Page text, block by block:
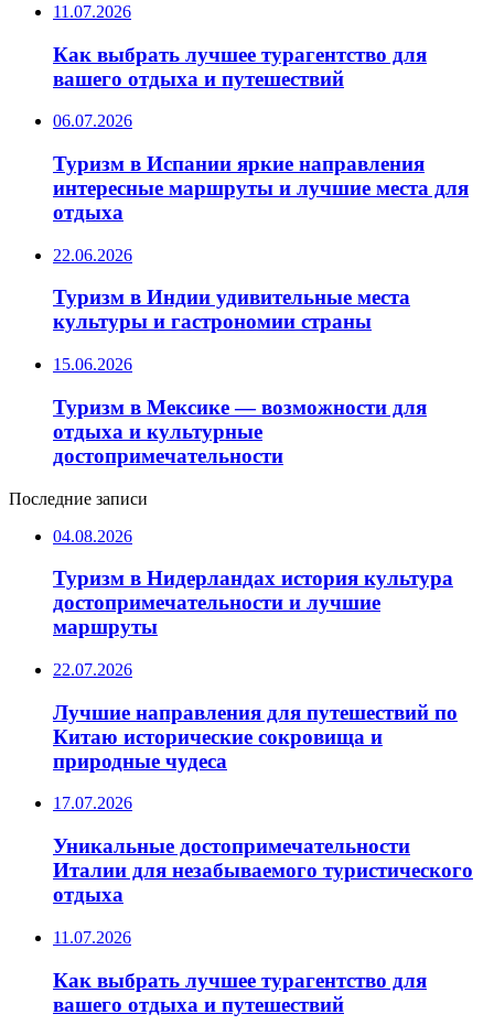
11.07.2026
Как выбрать лучшее турагентство для
вашего отдыха и путешествий
06.07.2026
Туризм в Испании яркие направления
интересные маршруты и лучшие места для
отдыха
22.06.2026
Туризм в Индии удивительные места
культуры и гастрономии страны
15.06.2026
Туризм в Мексике — возможности для
отдыха и культурные
достопримечательности
Последние записи
04.08.2026
Туризм в Нидерландах история культура
достопримечательности и лучшие
маршруты
22.07.2026
Лучшие направления для путешествий по
Китаю исторические сокровища и
природные чудеса
17.07.2026
Уникальные достопримечательности
Италии для незабываемого туристического
отдыха
11.07.2026
Как выбрать лучшее турагентство для
вашего отдыха и путешествий